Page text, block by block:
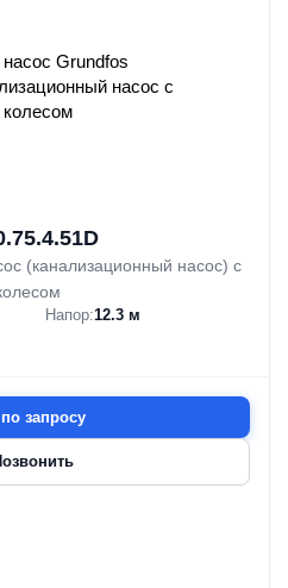
(канализационный насос) с
Напор:12.3 м
запросу